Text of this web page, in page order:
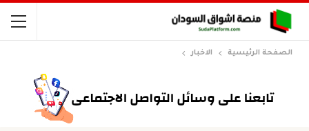
الصفحة الرئيسية الاخبار